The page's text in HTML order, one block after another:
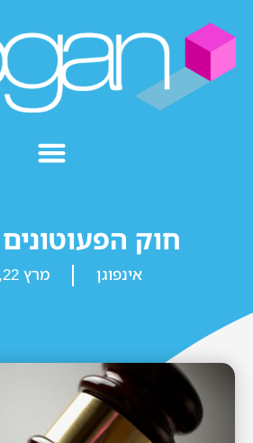
חוק
אינפוגן מרץ 22, 2022